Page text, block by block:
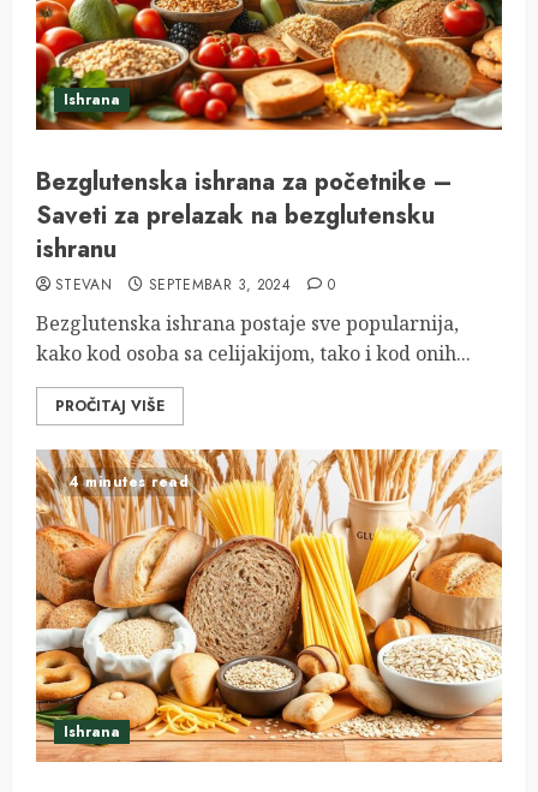
Ishrana
Bezglutenska ishrana za početnike –
Saveti za prelazak na bezglutensku
ishranu
STEVAN SEPTEMBAR 3, 2024 0
Bezglutenska ishrana postaje sve popularnija,
kako kod osoba sa celijakijom, tako i kod onih...
PROČITAJ VIŠE
4 minutes read
Ishrana